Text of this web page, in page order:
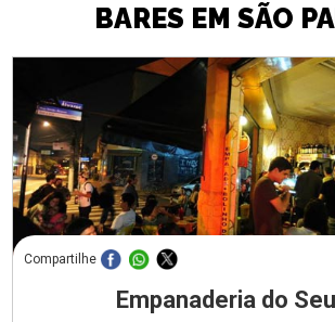
BARES EM SÃO
Compartilhe
Empanaderia do